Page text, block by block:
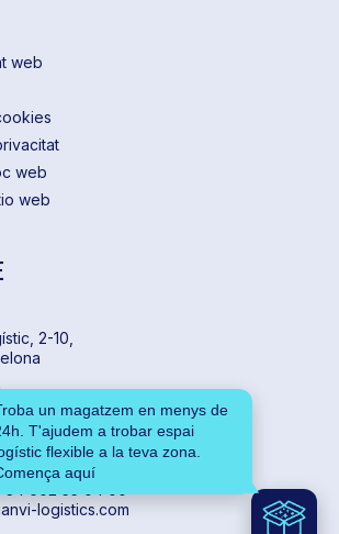
web
web
web
2-10,
de Ribes,
00
602 55 04 00
logistics.com
un magatzem en menys de
T'ajudem a trobar espai
flexible a la teva zona.
aquí